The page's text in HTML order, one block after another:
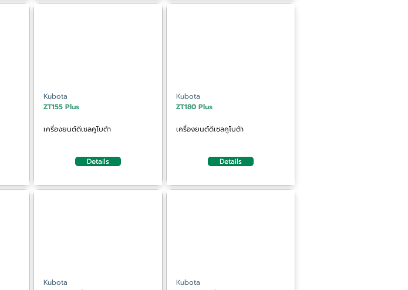
Kubota
ZT155 Plus
เครื่องยนต์ดีเซลคูโบต้า
Details
Kubota
Kubota
ZT180 Plus
เครื่องยนต์ดีเซลคูโบต้า
Details
Kubota